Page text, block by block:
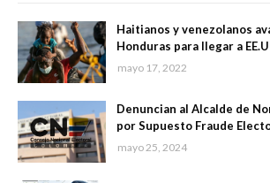
Haitianos y venezolanos
Honduras para llegar a
mayo 17, 2022
Denuncian al Alcalde de
por Supuesto Fraude
mayo 25, 2024